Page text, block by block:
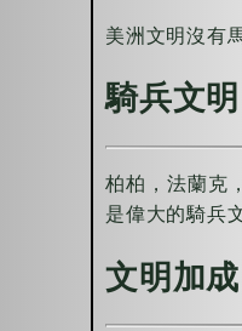
美洲文明沒有
騎兵文明
柏柏，法蘭克
是偉大的騎兵
文明加成